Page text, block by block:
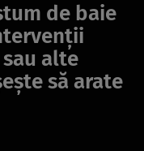
de baie
alte
să arate